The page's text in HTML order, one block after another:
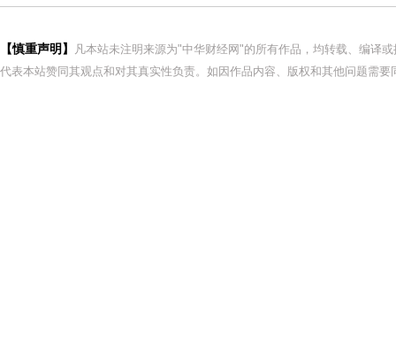
【慎重声明】
凡本站未注明来源为"中华财经网"的所有作品，均转载、编译
代表本站赞同其观点和对其真实性负责。如因作品内容、版权和其他问题需